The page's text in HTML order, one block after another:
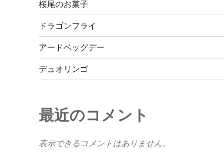
桜尾のお菓子
ドラゴンフライ
アードベッグデー
デュオリンゴ
最近のコメント
表示できるコメントはありません。